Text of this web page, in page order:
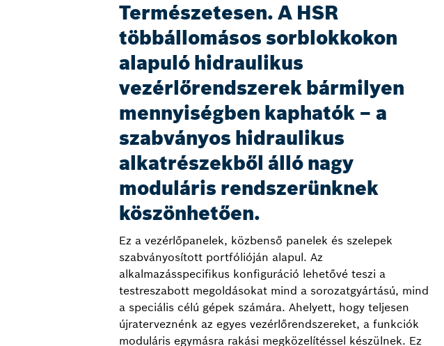
Természetesen. A HSR
többállomásos sorblokkokon
alapuló hidraulikus
vezérlőrendszerek bármilyen
mennyiségben kaphatók – a
szabványos hidraulikus
alkatrészekből álló nagy
moduláris rendszerünknek
köszönhetően.
Ez a vezérlőpanelek, közbenső panelek és szelepek
szabványosított portfólióján alapul. Az
alkalmazásspecifikus konfiguráció lehetővé teszi a
testreszabott megoldásokat mind a sorozatgyártású, mind
a speciális célú gépek számára. Ahelyett, hogy teljesen
újraterveznénk az egyes vezérlőrendszereket, a funkciók
moduláris egymásra rakási megközelítéssel készülnek. Ez